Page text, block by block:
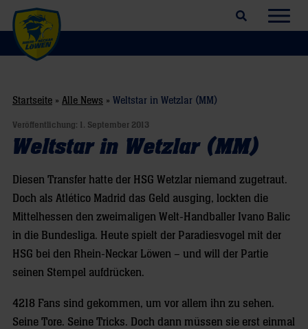
Suchfeld öffnen
Startseite » Alle News » Weltstar in Wetzlar (MM)
Veröffentlichung: 1. September 2013
Weltstar in Wetzlar (MM)
Diesen Transfer hatte der HSG Wetzlar niemand zugetraut.
Doch als Atlético Madrid das Geld ausging, lockten die
Mittelhessen den zweimaligen Welt-Handballer Ivano Balic
in die Bundesliga. Heute spielt der Paradiesvogel mit der
HSG bei den Rhein-Neckar Löwen – und will der Partie
seinen Stempel aufdrücken.
4218 Fans sind gekommen, um vor allem ihn zu sehen.
Seine Tore. Seine Tricks. Doch dann müssen sie erst einmal